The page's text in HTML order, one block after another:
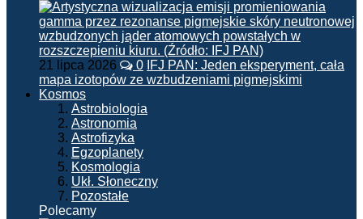
21 lipca 2026 0 IFJ PAN: Jeden eksperyment, cała
mapa izotopów ze wzbudzeniami pigmejskimi
Kosmos
Astrobiologia
Astronomia
Astrofizyka
Egzoplanety
Kosmologia
Ukł. Słoneczny
Pozostałe
Polecamy